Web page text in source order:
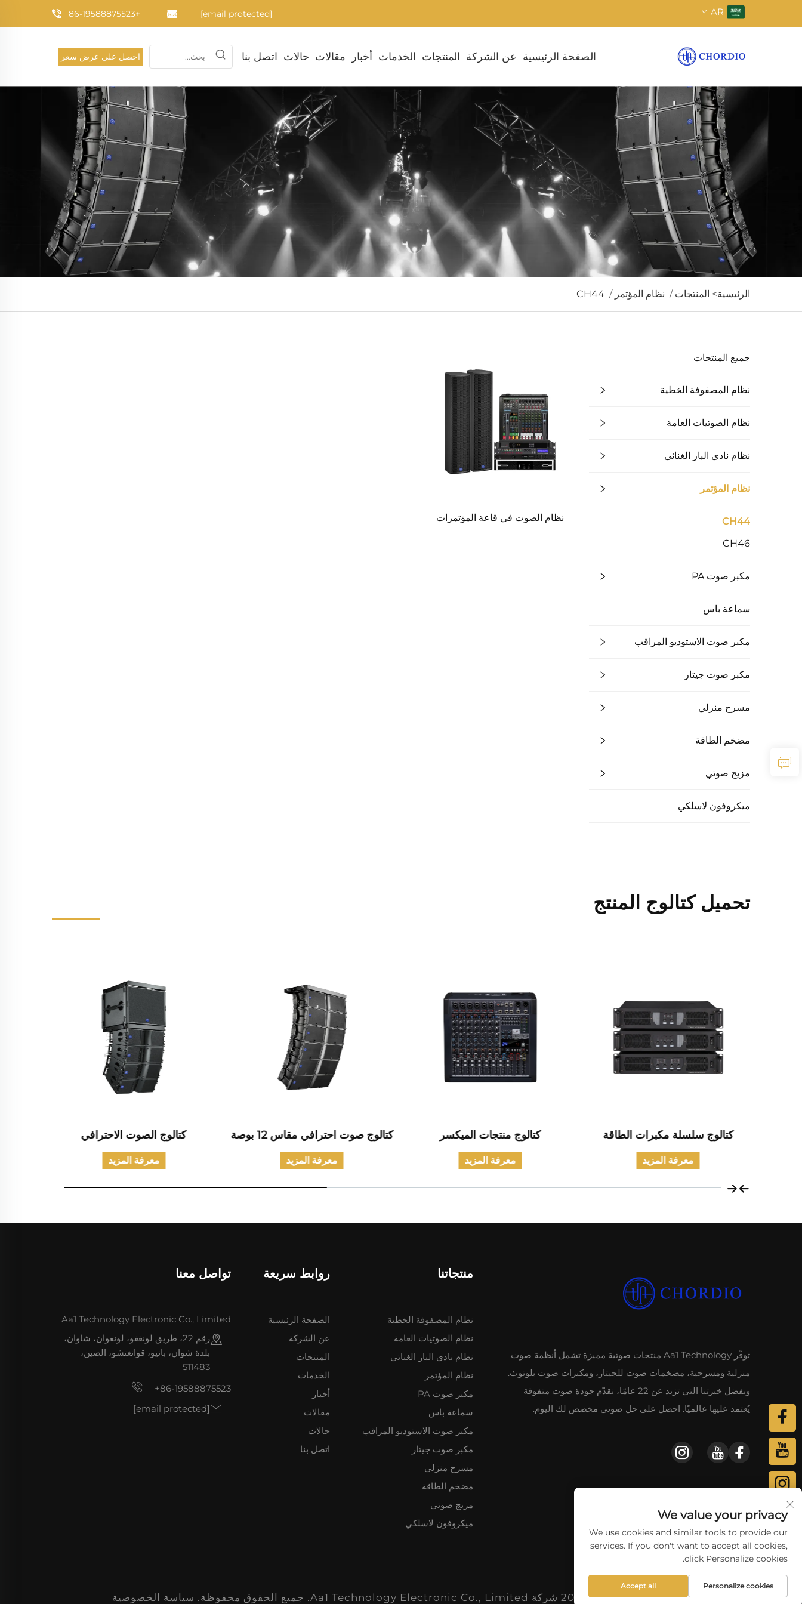
+86-19588875523 [email protected] AR
الصفحة الرئيسية عن الشركة المنتجات الخدمات أخبار مقالات حالات اتصل بنا احصل على عرض سعر
الرئيسية> المنتجات / نظام المؤتمر /
CH44
جميع المنتجات
نظام المصفوفة الخطية
نظام الصوتيات العامة
نظام نادي البار الغنائي
نظام المؤتمر
CH44
CH46
مكبر صوت PA
سماعة باس
مكبر صوت الاستوديو المراقب
مكبر صوت جيتار
مسرح منزلي
مضخم الطاقة
مزيج صوتي
ميكروفون لاسلكي
نظام الصوت في قاعة المؤتمرات
تحميل كتالوج المنتج
كتالوج سلسلة مكبرات الطاقة
معرفة المزيد
كتالوج منتجات الميكسر
معرفة المزيد
كتالوج صوت احترافي مقاس 12 بوصة
معرفة المزيد
كتالوج الصوت الاحترافي
معرفة المزيد
توفّر Aa1 Technology منتجات صوتية مميزة تشمل أنظمة صوت
منزلية ومسرحية، مضخمات صوت للجيتار، ومكبرات صوت بلوتوث.
وبفضل خبرتنا التي تزيد عن 22 عامًا، نقدّم جودة صوت متفوقة
يُعتمد عليها عالميًا. احصل على حل صوتي مخصص لك اليوم.
منتجاتنا
نظام المصفوفة الخطية
نظام الصوتيات العامة
نظام نادي البار الغنائي
نظام المؤتمر
مكبر صوت PA
سماعة باس
مكبر صوت الاستوديو المراقب
مكبر صوت جيتار
مسرح منزلي
مضخم الطاقة
مزيج صوتي
ميكروفون لاسلكي
روابط سريعة
الصفحة الرئيسية
عن الشركة
المنتجات
الخدمات
أخبار
مقالات
حالات
اتصل بنا
تواصل معنا
Aa1 Technology Electronic Co., Limited
رقم 22، طريق لونغغو، لونغوان، شاوان،
بلدة شوان، بانيو، قوانغتشو، الصين،
511483
+86-19588875523
[email protected]
حقوق الطبع والنشر © 2026 شركة Aa1 Technology Electronic Co., Limited. جميع الحقوق محفوظة. سياسة الخصوصية
We value your privacy
We use cookies and similar tools to provide our
services. If you don't want to accept all cookies,
click Personalize cookies.
Personalize cookies
Accept all